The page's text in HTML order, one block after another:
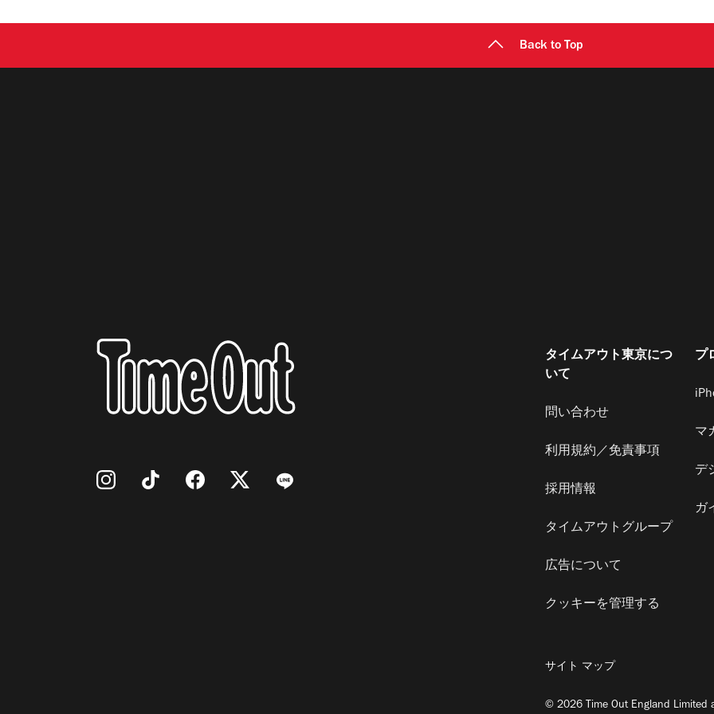
Back to Top
タイムアウト東京につ
いて
問い合わせ
利用規約／免責事項
採用情報
タイムアウトグループ
広告について
クッキーを管理する
プ
マ
デ
ガ
サイト マップ
© 2026 Time Out England Limited